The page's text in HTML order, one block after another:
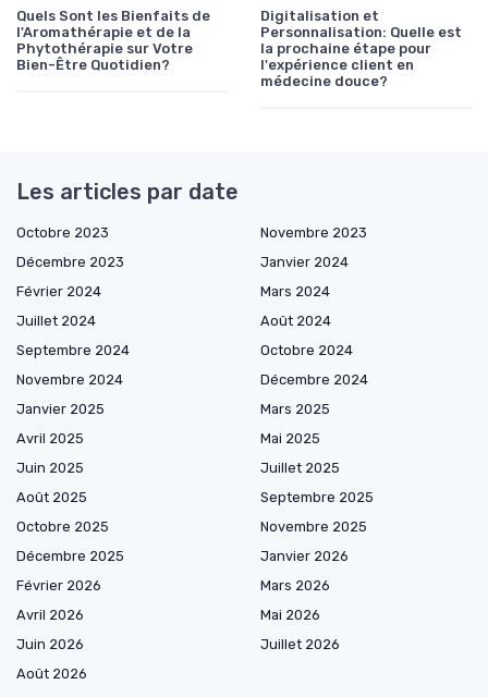
Quels Sont les Bienfaits de
l'Aromathérapie et de la
Phytothérapie sur Votre
Bien-Être Quotidien?
Digitalisation et
Personnalisation: Quelle est
la prochaine étape pour
l'expérience client en
médecine douce?
Les articles par date
Octobre 2023
Novembre 2023
Décembre 2023
Janvier 2024
Février 2024
Mars 2024
Juillet 2024
Août 2024
Septembre 2024
Octobre 2024
Novembre 2024
Décembre 2024
Janvier 2025
Mars 2025
Avril 2025
Mai 2025
Juin 2025
Juillet 2025
Août 2025
Septembre 2025
Octobre 2025
Novembre 2025
Décembre 2025
Janvier 2026
Février 2026
Mars 2026
Avril 2026
Mai 2026
Juin 2026
Juillet 2026
Août 2026